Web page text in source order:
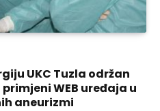
UKC Tuzla održan
WEB uređaja u
aneurizmi